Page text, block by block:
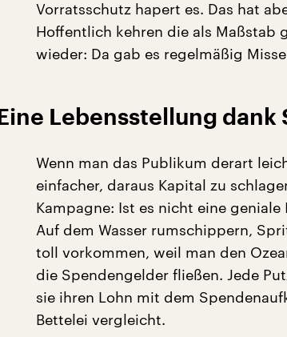
Vorratsschutz hapert es. Das hat
Hoffentlich kehren die als Maßstab
wieder: Da gab es regelmäßig
Eine Lebensstellung
Wenn man das Publikum derart
einfacher, daraus Kapital zu
Kampagne: Ist es nicht eine
Auf dem Wasser rumschippern,
toll vorkommen, weil man den
die Spendengelder fließen. Jede
sie ihren Lohn mit dem
Bettelei vergleicht.